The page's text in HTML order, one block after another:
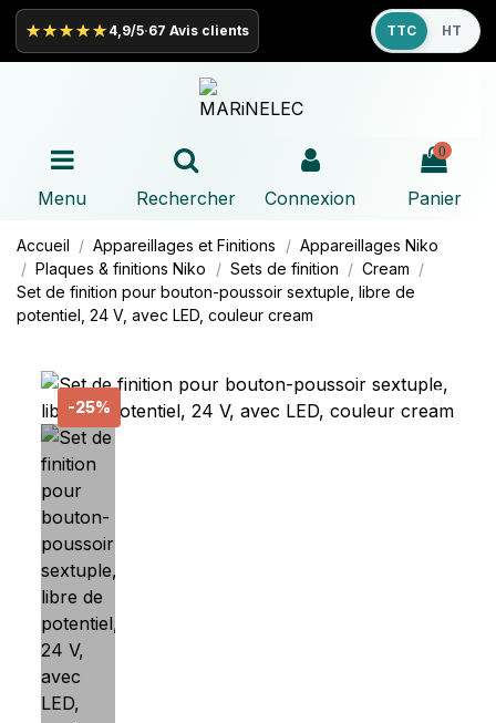
★★★★★ 4,9/5·67 Avis clients TTC HT
Menu Rechercher Connexion
0
Panier
Accueil Appareillages et Finitions Appareillages Niko
Plaques & finitionsNiko Sets de finition
Cream
Set de finition pour bouton-poussoir sextuple, libre de
potentiel, 24 V, avec LED, couleur cream
-25%